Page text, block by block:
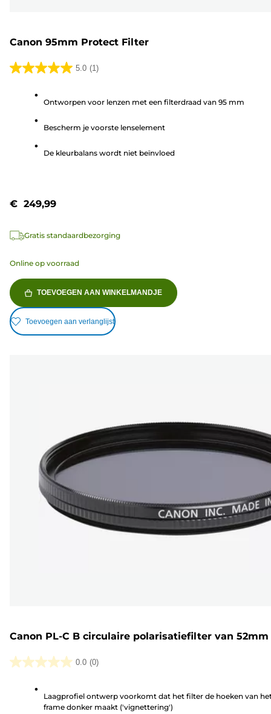
Canon 95mm Protect Filter
5.0 (1)
5.0
sterren.
Ontworpen voor lenzen met een filterdraad van 95 mm
Bescherm je voorste lenselement
De kleurbalans wordt niet beïnvloed
€ 249,99
Gratis standaardbezorging
Online op voorraad
TOEVOEGEN AAN WINKELMANDJE
Toevoegen aan verlanglijst
Canon PL-C B circulaire polarisatiefilter van 52mm
0.0 (0)
0.0
Laagprofiel ontwerp voorkomt dat het filter de hoeken van
frame donker maakt ('vignettering')